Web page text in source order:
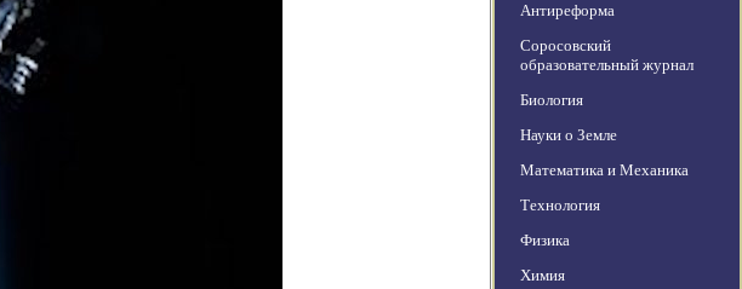
Антиреформа
Соросовский
образовательный журнал
Биология
Науки о Земле
Математика и Механика
Технология
Физика
Химия